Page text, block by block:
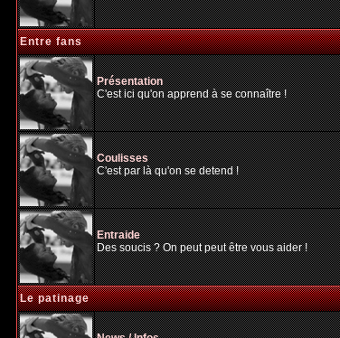
Entre fans
Présentation
C'est ici qu'on apprend à se connaître !
Coulisses
C'est par là qu'on se detend !
Entraide
Des soucis ? On peut peut être vous aider !
Le patinage